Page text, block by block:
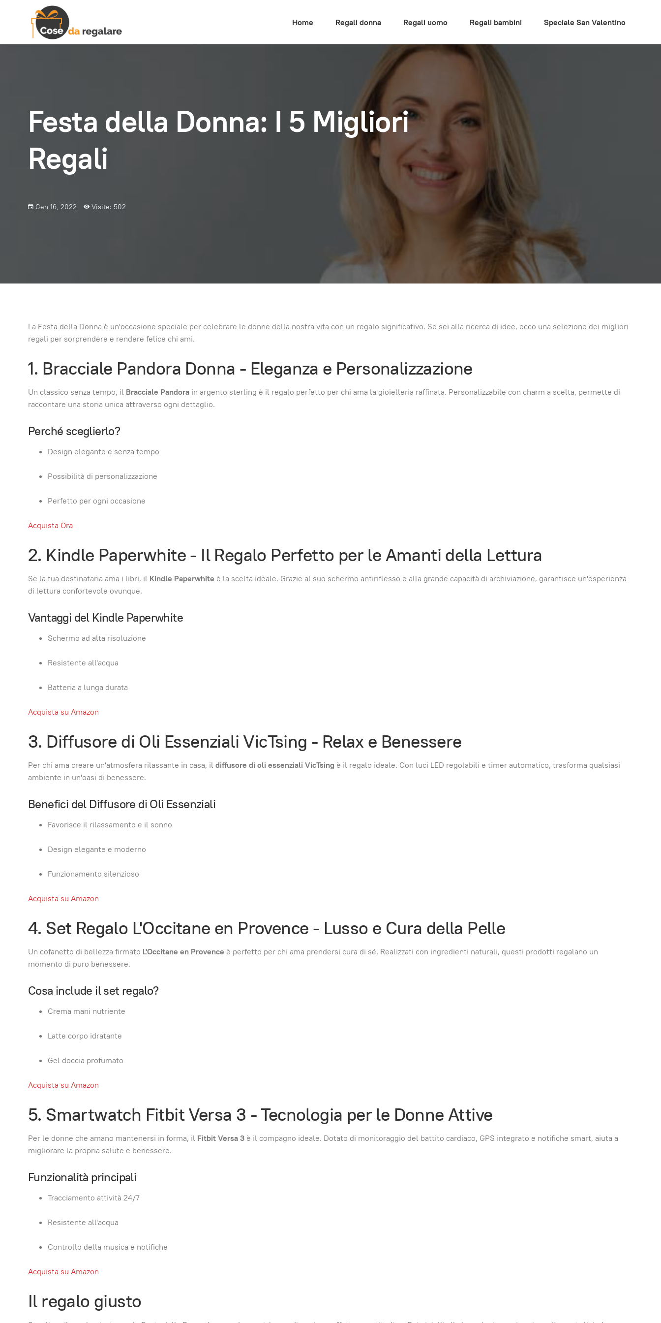
Home Regali donna Regali uomo Regali bambini Speciale San Valentino
Festa della Donna: I 5 Migliori
Regali
Gen 16, 2022 Visite: 502
La Festa della Donna è un'occasione speciale per celebrare le donne della nostra vita con un regalo significativo. Se sei alla ricerca di idee, ecco una selezione dei migliori
regali per sorprendere e rendere felice chi ami.
1. Bracciale Pandora Donna - Eleganza e Personalizzazione
Un classico senza tempo, il Bracciale Pandora in argento sterling è il regalo perfetto per chi ama la gioielleria raffinata. Personalizzabile con charm a scelta, permette di
raccontare una storia unica attraverso ogni dettaglio.
Perché sceglierlo?
Design elegante e senza tempo
Possibilità di personalizzazione
Perfetto per ogni occasione
Acquista Ora
2. Kindle Paperwhite - Il Regalo Perfetto per le Amanti della Lettura
Se la tua destinataria ama i libri, il Kindle Paperwhite è la scelta ideale. Grazie al suo schermo antiriflesso e alla grande capacità di archiviazione, garantisce un'esperienza
di lettura confortevole ovunque.
Vantaggi del Kindle Paperwhite
Schermo ad alta risoluzione
Resistente all'acqua
Batteria a lunga durata
Acquista su Amazon
3. Diffusore di Oli Essenziali VicTsing - Relax e Benessere
Per chi ama creare un'atmosfera rilassante in casa, il diffusore di oli essenziali VicTsing è il regalo ideale. Con luci LED regolabili e timer automatico, trasforma qualsiasi
ambiente in un'oasi di benessere.
Benefici del Diffusore di Oli Essenziali
Favorisce il rilassamento e il sonno
Design elegante e moderno
Funzionamento silenzioso
Acquista su Amazon
4. Set Regalo L'Occitane en Provence - Lusso e Cura della Pelle
Un cofanetto di bellezza firmato L'Occitane en Provence è perfetto per chi ama prendersi cura di sé. Realizzati con ingredienti naturali, questi prodotti regalano un
momento di puro benessere.
Cosa include il set regalo?
Crema mani nutriente
Latte corpo idratante
Gel doccia profumato
Acquista su Amazon
5. Smartwatch Fitbit Versa 3 - Tecnologia per le Donne Attive
Per le donne che amano mantenersi in forma, il Fitbit Versa 3 è il compagno ideale. Dotato di monitoraggio del battito cardiaco, GPS integrato e notifiche smart, aiuta a
migliorare la propria salute e benessere.
Funzionalità principali
Tracciamento attività 24/7
Resistente all'acqua
Controllo della musica e notifiche
Acquista su Amazon
Il regalo giusto